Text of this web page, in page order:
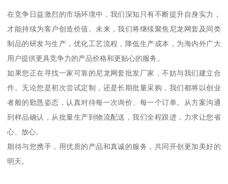
在竞争日益激烈的市场环境中，我们深知只有不断提升自身实力，
才能持续为客户创造价值。未来，我们将继续聚焦尼龙网套及同类
制品的研发与生产，优化工艺流程，降低生产成本，为海内外广大
用户提供更具竞争力的产品价格和更贴心的服务。
如果您正在寻找一家可靠的尼龙网套批发厂家，不妨与我们建立合
作。无论您是初次尝试定制，还是长期批量采购，我们都将以创业
者般的勤恳姿态，认真对待每一次询价、每一个订单。从方案沟通
到样品确认，从批量生产到物流配送，我们全程跟进，力求让您省
心、放心。
期待与您携手，用优质的产品和真诚的服务，共同开创更加美好的
明天。